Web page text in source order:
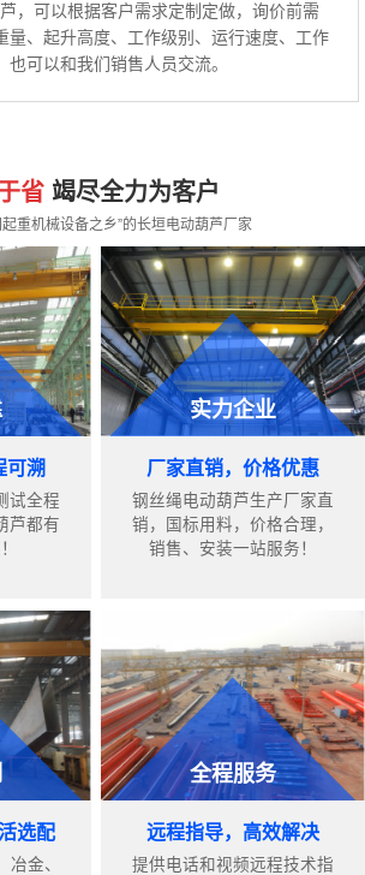
，可以根据客户需求定制定做，询价前需
量、起升高度、工作级别、运行速度、工作
也可以和我们销售人员交流。
省 竭尽全力为客户
起重机械设备之乡”的长垣电动葫芦厂家
可溯
试全程
芦都有
实力企业
厂家直销，价格优惠
钢丝绳电动葫芦生产厂家直
销，国标用料，价格合理，
销售、安装一站服务！
选配
冶金、
全程服务
远程指导，高效解决
提供电话和视频远程技术指